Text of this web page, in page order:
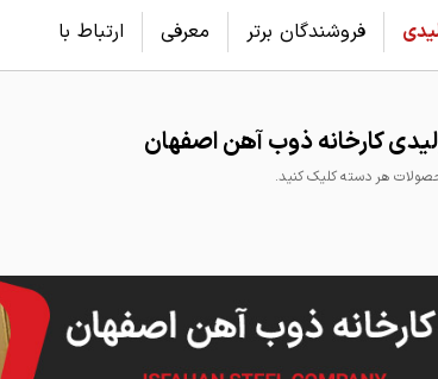
فروشندگان برتر معرفی ارتباط با
کارخانه ذوب آهن اصفهان
هر دسته کلیک کنید.